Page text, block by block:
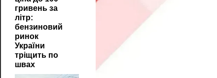
гривень за
літр:
бензиновий
ринок
України
тріщить по
швах